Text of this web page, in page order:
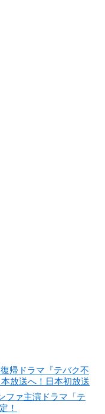
帰ドラマ『テバク不
放送へ！日本初放送
ファ主演ドラマ「テ
！